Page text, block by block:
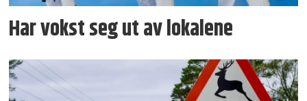
Har vokst seg ut av lokalene